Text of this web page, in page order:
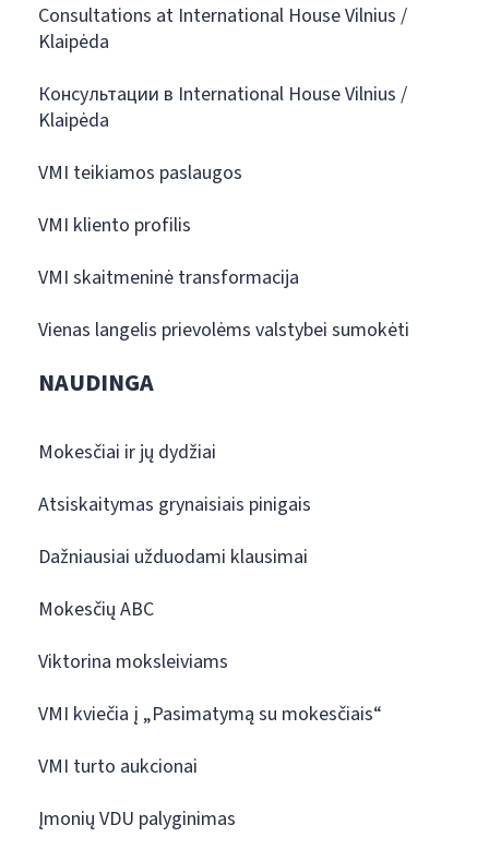
Consultations at International House Vilnius /
Klaipėda
Консультации в International House Vilnius /
Klaipėda
VMI teikiamos paslaugos
VMI kliento profilis
VMI skaitmeninė transformacija
Vienas langelis prievolėms valstybei sumokėti
NAUDINGA
Mokesčiai ir jų dydžiai
Atsiskaitymas grynaisiais pinigais
Dažniausiai užduodami klausimai
Mokesčių ABC
Viktorina moksleiviams
VMI kviečia į „Pasimatymą su mokesčiais“
VMI turto aukcionai
Įmonių VDU palyginimas